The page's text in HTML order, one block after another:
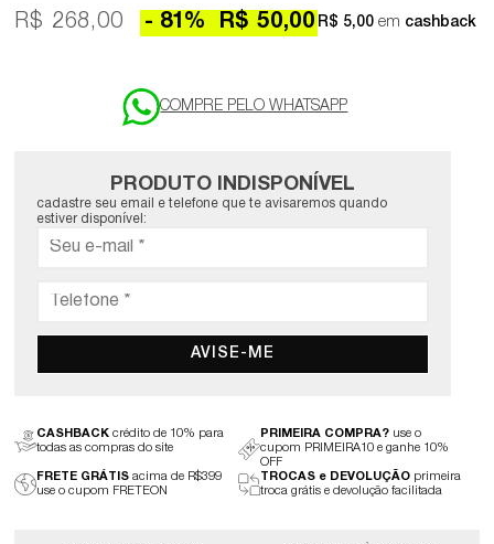
R$ 268,00 R$ 50,00
81 % R$ 5,00 em cashback
PRODUTO INDISPONÍVEL
cadastre seu email e telefone que te avisaremos quando
estiver disponível:
AVISE-ME
CASHBACK crédito de 10% para
todas as compras do site
PRIMEIRA COMPRA? use o
cupom PRIMEIRA10 e ganhe 10%
OFF
FRETE GRÁTIS acima de R$399
use o cupom FRETEON
TROCAS e DEVOLUÇÃO primeira
troca grátis e devolução facilitada